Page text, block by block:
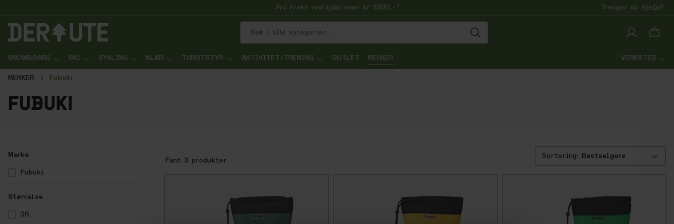
Fri frakt ved kjøp over kr 1500,-* Trenger du hjelp?
SNOWBOARD SKI SYKLING KLÆR TURUTSTYR AKTIVITET/TRENING OUTLET MERKER VERKSTED
MERKER Fubuki
fubuki
Merke
Fubuki
Størrelse
36
Bestselgere
Fant 3 produkter